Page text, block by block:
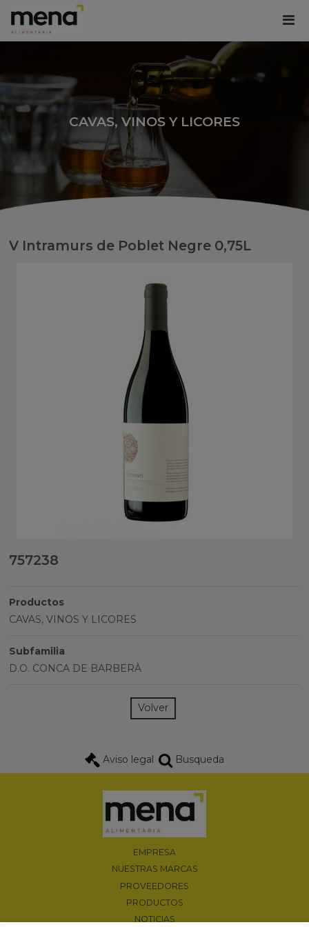
CAVAS, VINOS Y LICORES
V Intramurs de Poblet Negre 0,75L
757238
Productos
CAVAS, VINOS Y LICORES
Subfamilia
D.O. CONCA DE BARBERÀ
Volver
Aviso legal Busqueda
EMPRESA
NUESTRAS MARCAS
PROVEEDORES
PRODUCTOS
NOTICIAS